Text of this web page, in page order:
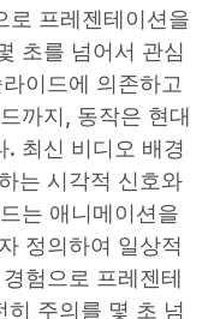
로 프레젠테이션을
초를 넘어서 관심
이드에 의존하고
까지, 동작은 현대
. 최신 비디오 배경
는 시각적 신호와
는 애니메이션을
정의하여 일상적
험으로 프레젠테
히 주의를 몇 초 넘